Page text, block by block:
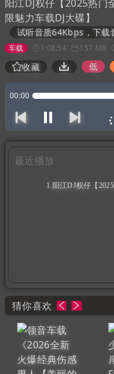
阳江DJ权仔【2025热
限魅力车载DJ大碟】
试听音质64Kbps，下
车载 1:08:54 157 MB
收藏 低
00:00
最近播放
1.阳江DJ权仔【
猜你喜欢